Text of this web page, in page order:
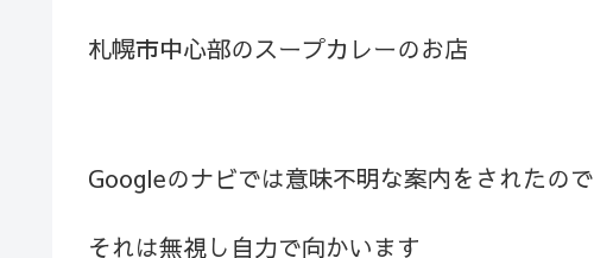
札幌市中心部のスープカレーのお店
Googleのナビでは意味不明な案内をされたので
それは無視し自力で向かいます